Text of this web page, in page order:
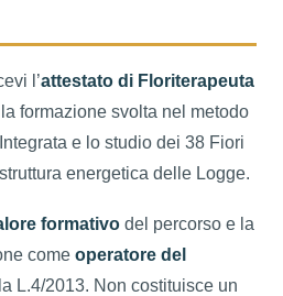
l’attestato di Floriterapeuta
formazione svolta nel metodo
e lo studio dei 38 Fiori
energetica delle Logge.
formativo del percorso e la
come operatore del
L.4/2013. Non costituisce un